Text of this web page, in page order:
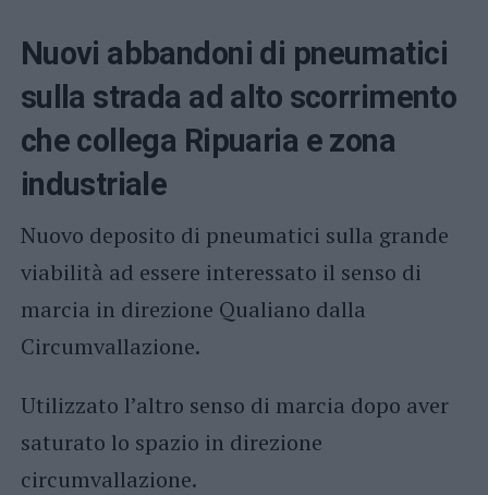
Nuovi abbandoni di pneumatici
sulla strada ad alto scorrimento
che collega Ripuaria e zona
industriale
Nuovo deposito di pneumatici sulla grande
viabilità ad essere interessato il senso di
marcia in direzione Qualiano dalla
Circumvallazione.
Utilizzato l’altro senso di marcia dopo aver
saturato lo spazio in direzione
circumvallazione.